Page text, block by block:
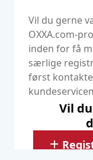
Vil du gerne
OXXA.com-
inden for få
særlige
først
Vil